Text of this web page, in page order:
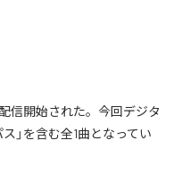
信開始された。今回デジタ
」を含む全1曲となってい